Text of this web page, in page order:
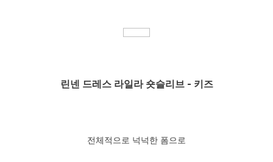
린넨 드레스 라일라 숏슬리브 - 키즈
전체적으로 넉넉한 폼으로